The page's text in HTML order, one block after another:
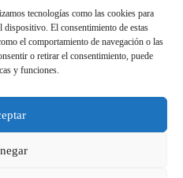
tecnologías como las cookies para
dispositivo. El consentimiento de estas
el comportamiento de navegación o las
o retirar el consentimiento, puede
y funciones.